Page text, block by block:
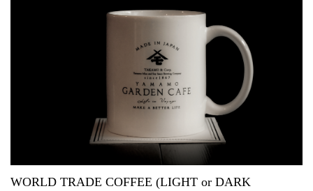
WORLD TRADE COFFEE (LIGHT or DARK